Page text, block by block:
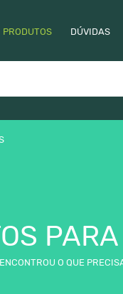
PRODUTOS DÚVIDAS
O QUE